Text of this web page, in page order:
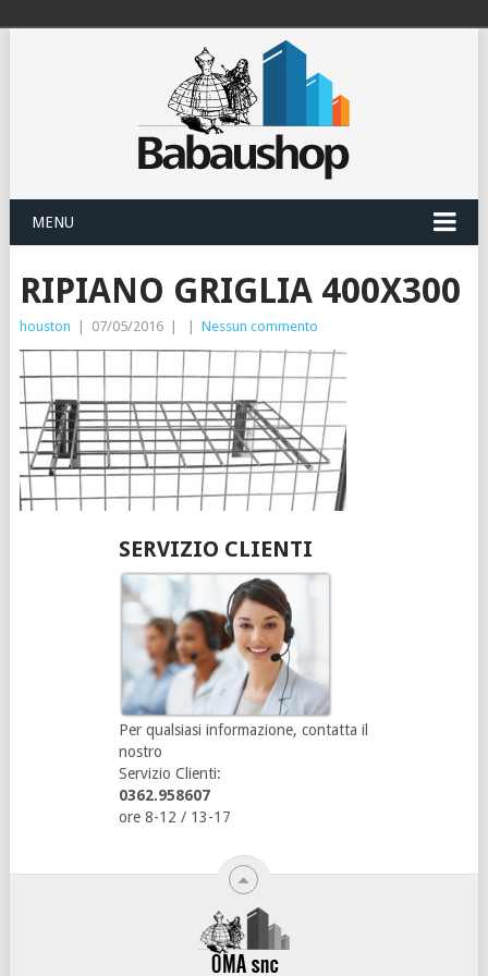
MENU
RIPIANO GRIGLIA 400X300
houston 07/05/2016 Nessun commento
SERVIZIO CLIENTI
Per qualsiasi informazione, contatta il
nostro
Servizio Clienti:
0362.958607
ore 8-12 / 13-17